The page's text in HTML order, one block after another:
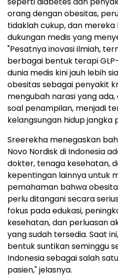
orang dengan obesitas,
tidaklah cukup, dan
dukungan medis yang
"Pesatnya inovasi ilmiah,
berbagai bentuk terapi
dunia medis kini jauh lebih
obesitas sebagai penyakit
mengubah narasi yang
soal penampilan, menjadi
kelangsungan hidup jangka
Sreerekha menegaskan
Novo Nordisk di Indonesia
dokter, tenaga kesehatan,
kepentingan lainnya untuk
pemahaman bahwa
perlu ditangani secara
fokus pada edukasi,
kesehatan, dan perluasan
yang sudah tersedia. Saat
bentuk suntikan seminggu
Indonesia sebagai salah
pasien," jelasnya.